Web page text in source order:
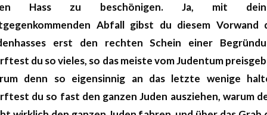
Hass zu beschönigen. Ja, mit
Abfall gibst du diesem Vorwand
erst den rechten Schein einer
du so vieles, so das meiste vom Judentum
denn so eigensinnig an das letzte wenige
du so fast den ganzen Juden ausziehen, warum